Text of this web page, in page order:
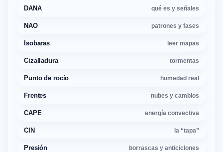
DANA qué es y señales
NAO patrones y fases
Isobaras leer mapas
Cizalladura tormentas
Punto de rocío humedad real
Frentes nubes y cambios
CAPE energía convectiva
CIN la “tapa”
Presión borrascas y anticiclones